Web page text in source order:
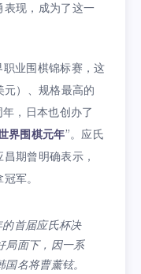
表现，成为了这一
职业围棋锦标赛，这
）、规格最高的
年，日本也创办了
界围棋元年”。应氏
期曾明确表示，
军。
首届应氏杯决
局面下，因一系
名将曹薰铉。